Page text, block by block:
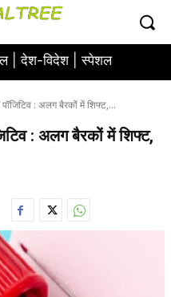
|देश-विदेश |स्पेशल
: अलग बैरकों में शिफ्ट,...
: अलग बैरकों में शिफ्ट,